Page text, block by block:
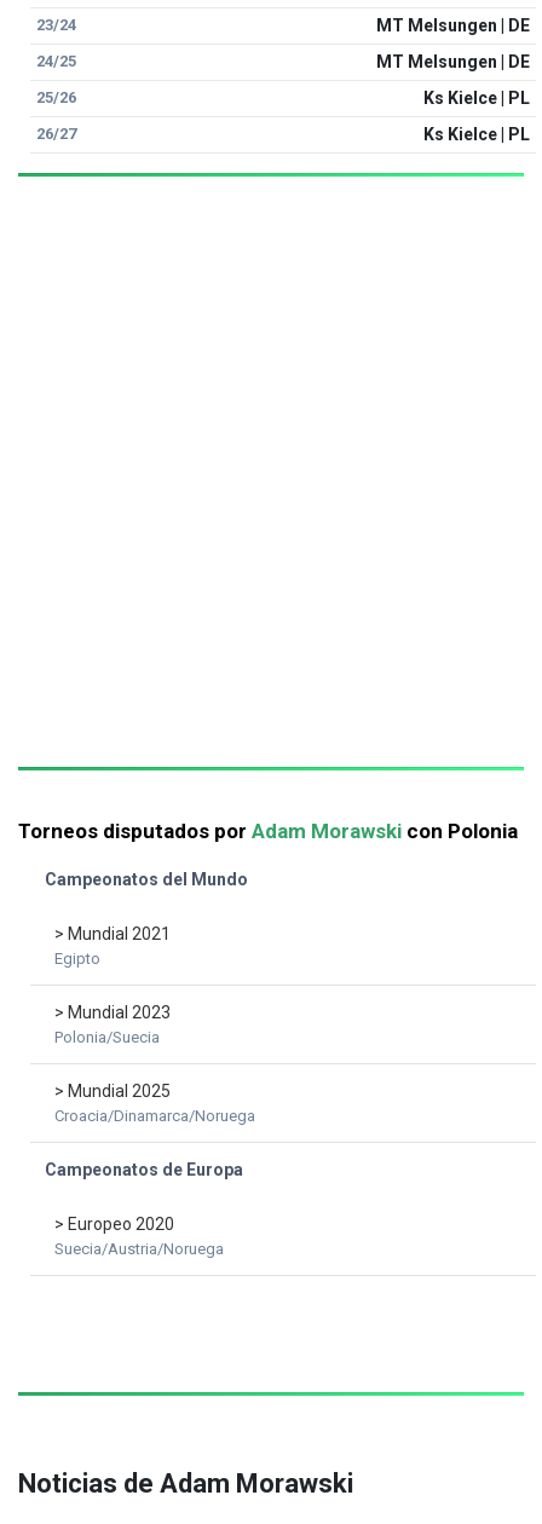
23/24 MT Melsungen | DE
24/25 MT Melsungen | DE
25/26 Ks Kielce | PL
26/27 Ks Kielce | PL
Torneos disputados por Adam Morawski con Polonia
Campeonatos del Mundo
> Mundial 2021
Egipto
> Mundial 2023
Polonia/Suecia
> Mundial 2025
Croacia/Dinamarca/Noruega
Campeonatos de Europa
> Europeo 2020
Suecia/Austria/Noruega
Noticias de Adam Morawski